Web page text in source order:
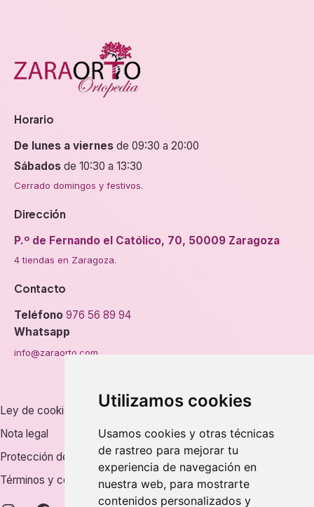
Utilizamos cookies
Usamos cookies y otras técnicas
de rastreo para mejorar tu
experiencia de navegación en
nuestra web, para mostrarte
contenidos personalizados y
Horario
De lunes a viernes de 09:30 a 20:00
Sábados de 10:30 a 13:30
Cerrado domingos y festivos.
Dirección
P.º de Fernando el Católico, 70, 50009 Zaragoza
4 tiendas en Zaragoza.
Contacto
Teléfono 976 56 89 94
Whatsapp
info@zaraorto.com
Ley de cookies
Nota legal
Protección de datos
Términos y condiciones